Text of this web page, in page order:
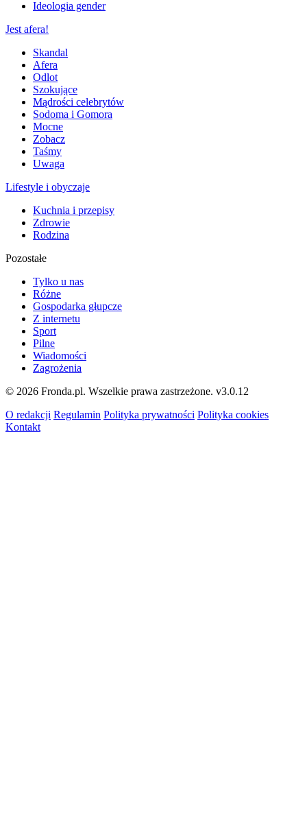
Ideologia gender
Jest afera!
Skandal
Afera
Odlot
Szokujące
Mądrości celebrytów
Sodoma i Gomora
Mocne
Zobacz
Taśmy
Uwaga
Lifestyle i obyczaje
Kuchnia i przepisy
Zdrowie
Rodzina
Pozostałe
Tylko u nas
Różne
Gospodarka głupcze
Z internetu
Sport
Pilne
Wiadomości
Zagrożenia
© 2026 Fronda.pl. Wszelkie prawa zastrzeżone. v3.0.12
O redakcji Regulamin Polityka prywatności Polityka cookies
Kontakt